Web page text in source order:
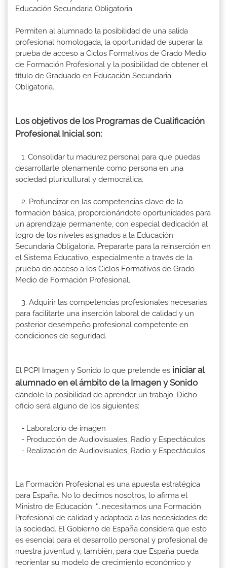
Educación Secundaria Obligatoria.
Permiten al alumnado la posibilidad de una salida
profesional homologada, la oportunidad de superar la
prueba de acceso a Ciclos Formativos de Grado Medio
de Formación Profesional y la posibilidad de obtener el
título de Graduado en Educación Secundaria
Obligatoria.
Los objetivos de los Programas de Cualificación
Profesional Inicial son:
1. Consolidar tu madurez personal para que puedas
desarrollarte plenamente como persona en una
sociedad pluricultural y democrática.
2. Profundizar en las competencias clave de la
formación básica, proporcionándote oportunidades para
un aprendizaje permanente, con especial dedicación al
logro de los niveles asignados a la Educación
Secundaria Obligatoria. Prepararte para la reinserción en
el Sistema Educativo, especialmente a través de la
prueba de acceso a los Ciclos Formativos de Grado
Medio de Formación Profesional.
3. Adquirir las competencias profesionales necesarias
para facilitarte una inserción laboral de calidad y un
posterior desempeño profesional competente en
condiciones de seguridad.
El PCPI Imagen y Sonido lo que pretende es iniciar al
alumnado en el ámbito de la Imagen y Sonido
dándole la posibilidad de aprender un trabajo. Dicho
oficio será alguno de los siguientes:
- Laboratorio de imagen
- Producción de Audiovisuales, Radio y Espectáculos
- Realización de Audiovisuales, Radio y Espectáculos
La Formación Profesional es una apuesta estratégica
para España. No lo decimos nosotros, lo afirma el
Ministro de Educación: "...necesitamos una Formación
Profesional de calidad y adaptada a las necesidades de
la sociedad. El Gobierno de España considera que esto
es esencial para el desarrollo personal y profesional de
nuestra juventud y, también, para que España pueda
reorientar su modelo de crecimiento económico y